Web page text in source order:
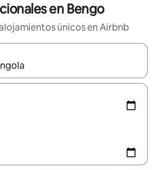
en Bengo
únicos en Airbnb
estén disponibles, navega con las